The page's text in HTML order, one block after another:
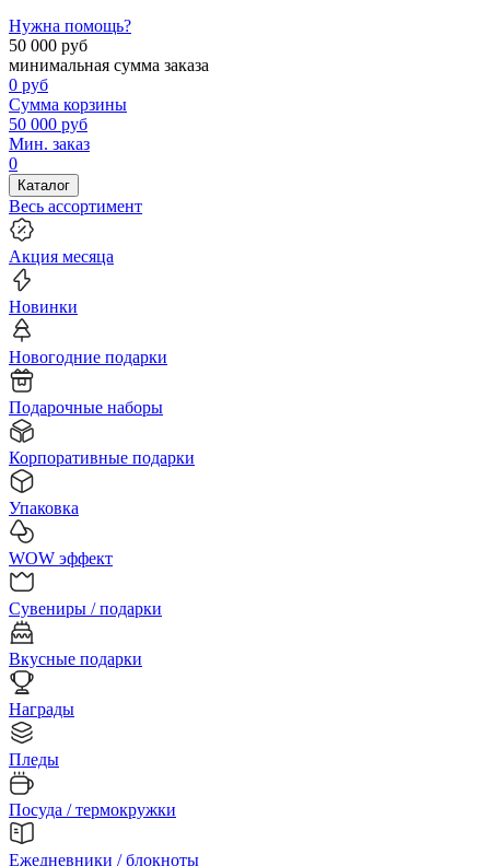
Нужна помощь?
50 000 руб
минимальная сумма заказа
0 руб
Сумма корзины
50 000 руб
Мин. заказ
0
Каталог
Весь ассортимент
Акция месяца
Новинки
Новогодние подарки
Подарочные наборы
Корпоративные подарки
Упаковка
WOW эффект
Сувениры / подарки
Вкусные подарки
Награды
Пледы
Посуда / термокружки
Ежедневники / блокноты